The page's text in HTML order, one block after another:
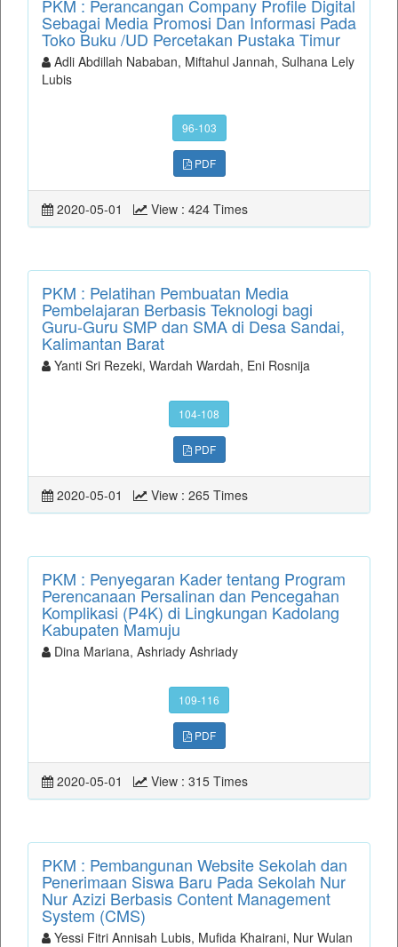
PKM : Perancangan Company Profile Digital
Sebagai Media Promosi Dan Informasi Pada
Toko Buku /UD Percetakan Pustaka Timur
Adli Abdillah Nababan, Miftahul Jannah, Sulhana Lely
Lubis
96-103
PDF
2020-05-01 View : 424 Times
PKM : Pelatihan Pembuatan Media
Pembelajaran Berbasis Teknologi bagi
Guru-Guru SMP dan SMA di Desa Sandai,
Kalimantan Barat
Yanti Sri Rezeki, Wardah Wardah, Eni Rosnija
104-108
PDF
2020-05-01 View : 265 Times
PKM : Penyegaran Kader tentang Program
Perencanaan Persalinan dan Pencegahan
Komplikasi (P4K) di Lingkungan Kadolang
Kabupaten Mamuju
Dina Mariana, Ashriady Ashriady
109-116
PDF
2020-05-01 View : 315 Times
PKM : Pembangunan Website Sekolah dan
Penerimaan Siswa Baru Pada Sekolah Nur
Nur Azizi Berbasis Content Management
System (CMS)
Yessi Fitri Annisah Lubis, Mufida Khairani, Nur Wulan